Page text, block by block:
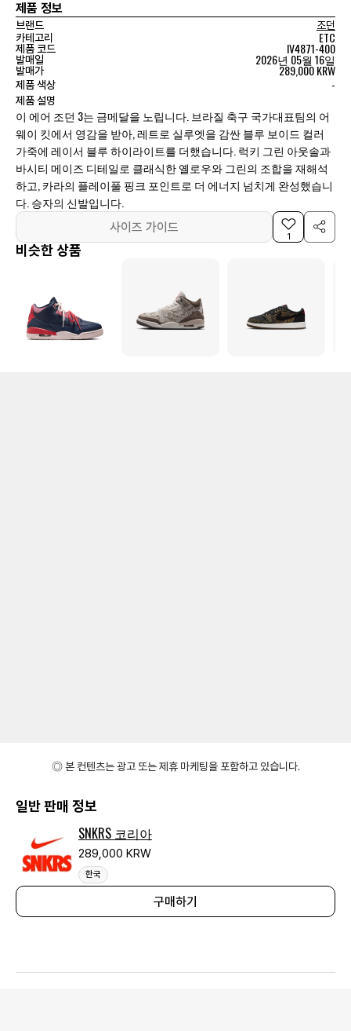
제품 정보
브랜드
조던
카테고리
ETC
제품 코드 IV4871-400
발매일 2026년 05월 16일
발매가 289,000 KRW
제품 색상 -
제품 설명
이 에어 조던 3는 금메달을 노립니다. 브라질 축구 국가대표팀의 어
웨이 킷에서 영감을 받아, 레트로 실루엣을 감싼 블루 보이드 컬러
가죽에 레이서 블루 하이라이트를 더했습니다. 럭키 그린 아웃솔과
바시티 메이즈 디테일로 클래식한 옐로우와 그린의 조합을 재해석
하고, 카라의 플레이풀 핑크 포인트로 더 에너지 넘치게 완성했습니
다. 승자의 신발입니다.
사이즈 가이드
1
비슷한 상품
◎ 본 컨텐츠는 광고 또는 제휴 마케팅을 포함하고 있습니다.
일반 판매 정보
SNKRS 코리아
289,000 KRW
한국
구매하기